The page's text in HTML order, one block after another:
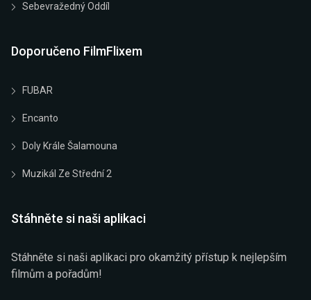
Sebevražedný Oddíl
Doporučeno FilmFlixem
FUBAR
Encanto
Doly Krále Šalamouna
Muzikál Ze Střední 2
Stáhněte si naši aplikaci
Stáhněte si naši aplikaci pro okamžitý přístup k nejlepším
filmům a pořadům!